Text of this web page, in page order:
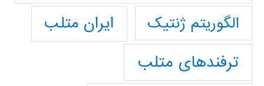
الگوریتم ژنتیک
ایران متلب
ترفندهای متلب